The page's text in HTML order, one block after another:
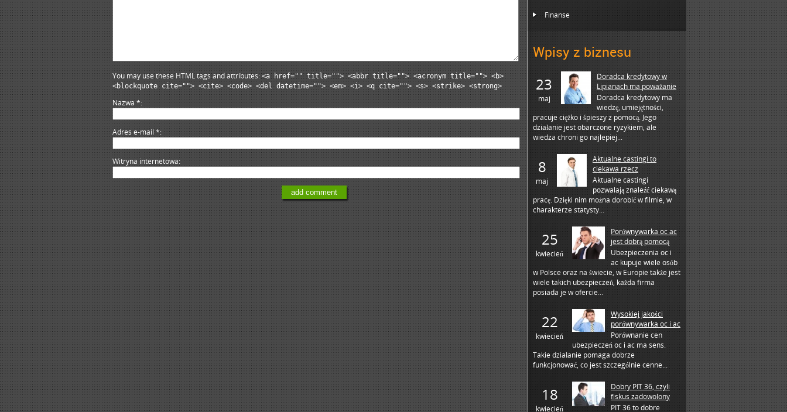
Finanse
Wpisy z biznesu
23
maj
Doradca kredytowy w
Lipianach ma poważanie
Doradca kredytowy ma
wiedzę, umiejętności,
pracuje ciężko i śpieszy z pomocą. Jego
działanie jest obarczone ryzykiem, ale
wiedza chroni go najlepiej...
8
maj
Aktualne castingi to
ciekawa rzecz
Aktualne castingi
pozwalają znaleźć ciekawą
pracę. Dzięki nim można dorobić w filmie, w
charakterze statysty...
25
kwiecień
Porównywarka oc ac
jest dobrą pomocą
Ubezpieczenia oc i
ac kupuje wiele osób
w Polsce oraz na świecie, w Europie także jest
wiele takich ubezpieczeń, każda firma
posiada je w ofercie...
22
kwiecień
Wysokiej jakości
porównywarka oc i ac
Porównanie cen
ubezpieczeń oc i ac ma sens.
Takie działanie pomaga dobrze
funkcjonować, co jest szczególnie cenne...
18
kwiecień
Dobry PIT 36, czyli
fiskus zadowolony
PIT 36 to dobre
You may use these HTML tags and attributes:<a href="" title=""> <abbr title=""> <acronym title=""> <b>
<blockquote cite=""> <cite> <code> <del datetime=""> <em> <i> <q cite=""> <s> <strike> <strong>
Nazwa*
Adres e-mail*
Witryna internetowa